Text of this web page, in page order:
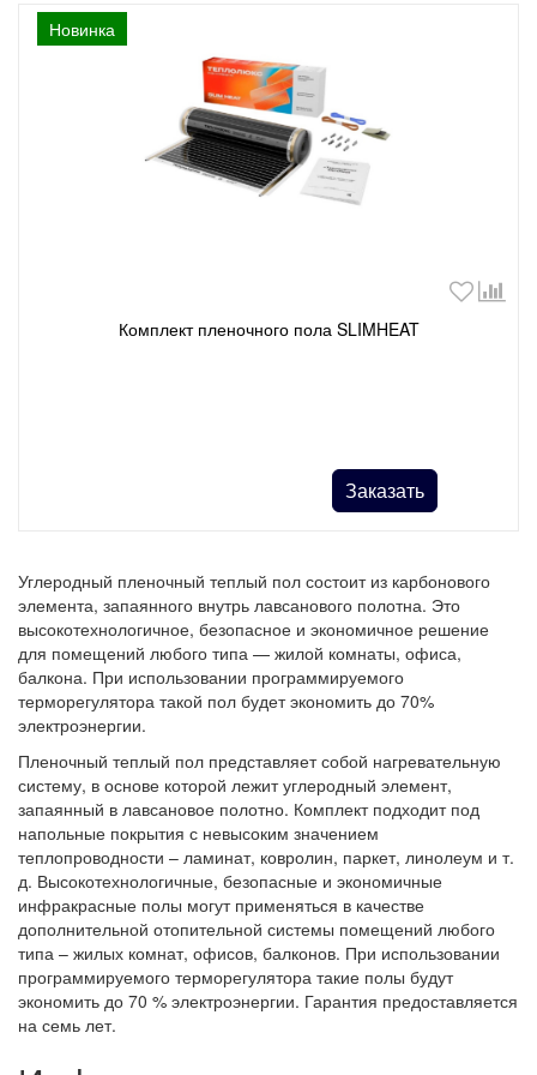
Новинка
Комплект пленочного пола SLIMHEAT
Заказать
Углеродный пленочный теплый пол состоит из карбонового
элемента, запаянного внутрь лавсанового полотна. Это
высокотехнологичное, безопасное и экономичное решение
для помещений любого типа — жилой комнаты, офиса,
балкона. При использовании программируемого
терморегулятора такой пол будет экономить до 70%
электроэнергии.
Пленочный теплый пол представляет собой нагревательную
систему, в основе которой лежит углеродный элемент,
запаянный в лавсановое полотно. Комплект подходит под
напольные покрытия с невысоким значением
теплопроводности – ламинат, ковролин, паркет, линолеум и т.
д. Высокотехнологичные, безопасные и экономичные
инфракрасные полы могут применяться в качестве
дополнительной отопительной системы помещений любого
типа – жилых комнат, офисов, балконов. При использовании
программируемого терморегулятора такие полы будут
экономить до 70 % электроэнергии. Гарантия предоставляется
на семь лет.